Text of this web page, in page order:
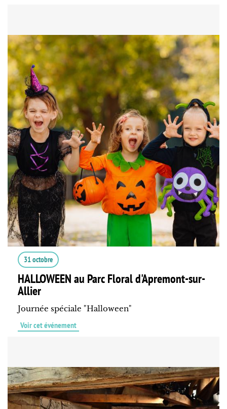
31 octobre
HALLOWEEN au Parc Floral d'Apremont-sur-
Allier
Journée spéciale "Halloween"
Voir cet événement